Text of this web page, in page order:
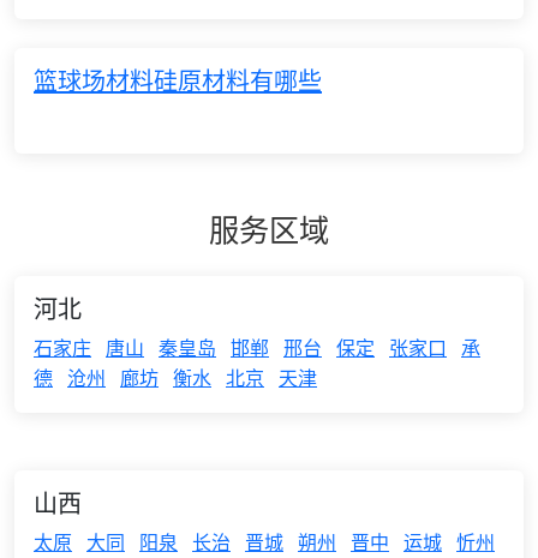
篮球场材料硅原材料有哪些
服务区域
河北
石家庄 唐山 秦皇岛 邯郸 邢台 保定 张家口
承
德 沧州 廊坊 衡水 北京 天津
山西
太原 大同 阳泉 长治 晋城 朔州 晋中 运城 忻州